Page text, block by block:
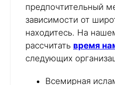
предпочтительный
зависимости от
находитесь. На
рассчитать время
следующих
Всемирная